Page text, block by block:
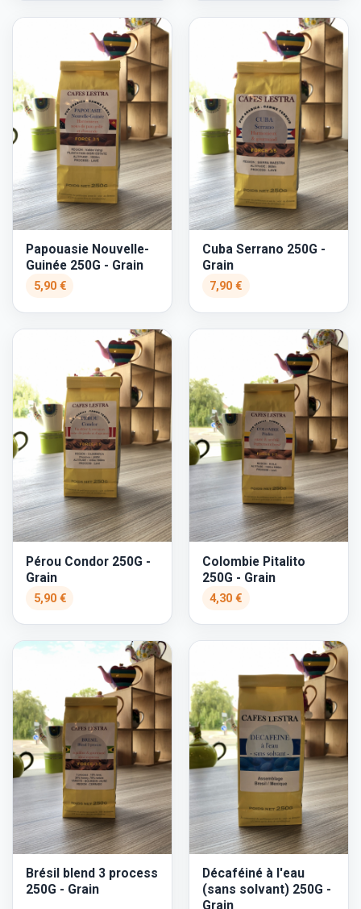
Papouasie Nouvelle-
Guinée 250G - Grain
5,90 €
Cuba Serrano 250G -
Grain
7,90 €
Pérou Condor 250G -
Grain
5,90 €
Colombie Pitalito
250G - Grain
4,30 €
Brésil blend 3 process
250G - Grain
Décaféiné à l'eau
(sans solvant) 250G -
Grain